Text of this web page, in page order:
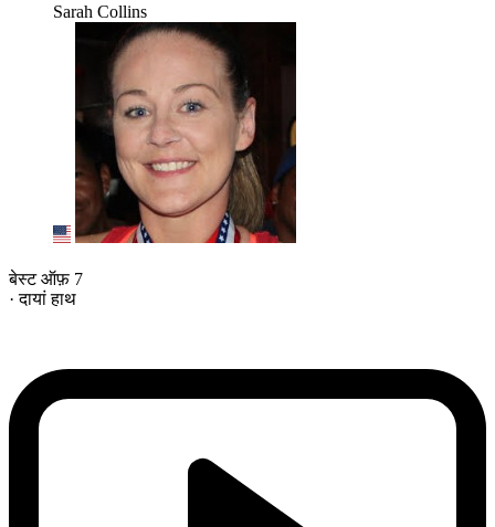
Sarah Collins
बेस्ट ऑफ़ 7
· दायां हाथ